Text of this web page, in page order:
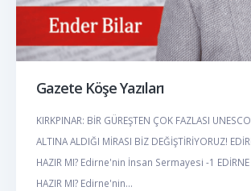
Gazete Köşe Yazıları
KIRKPINAR: BİR GÜREŞTEN ÇOK FAZLASI
ALTINA ALDIĞI MİRASI BİZ DEĞİŞTİRİYORUZ!
HAZIR MI? Edirne'nin İnsan Sermayesi -1 EDİRNE
HAZIR MI? Edirne'nin...